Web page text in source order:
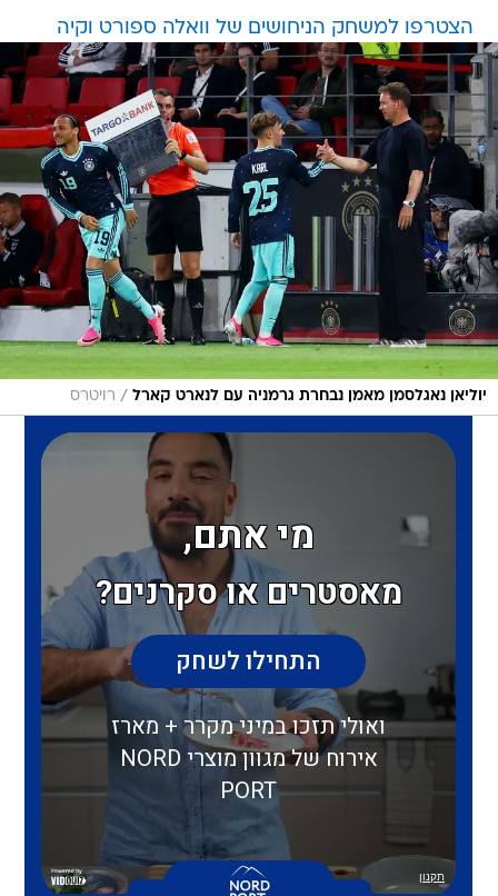
הצטרפו למשחק הניחושים של וואלה ספורט וקיה
יוליאן נאגלסמן מאמן נבחרת גרמניה עם לנארט קארל / רויטרס